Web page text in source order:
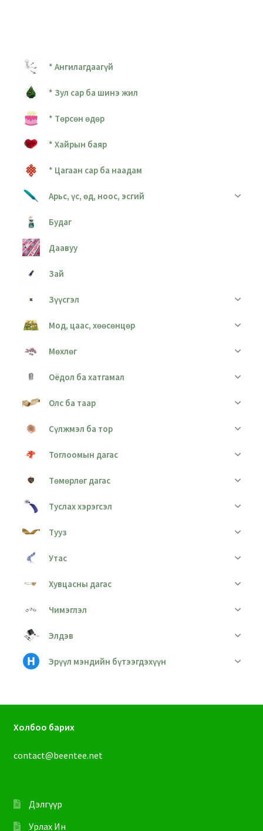
* Ангилагдаагүй
* Зул сар ба шинэ жил
* Төрсөн өдөр
* Хайрын баяр
* Цагаан сар ба наадам
Арьс, үс, өд, ноос, эсгий
Будаг
Даавуу
Зай
Зүүсгэл
Мод, цаас, хөөсөнцөр
Мөхлөг
Оёдол ба хатгамал
Олс ба таар
Сүлжмэл ба тор
Тоглоомын дагас
Төмөрлөг дагас
Туслах хэрэгсэл
Тууз
Утас
Хувцасны дагас
Чимэглэл
Элдэв
Эрүүл мэндийн бүтээгдэхүүн
Холбоо барих
contact@beentee.net
Дэлгүүр
Урлах Ин